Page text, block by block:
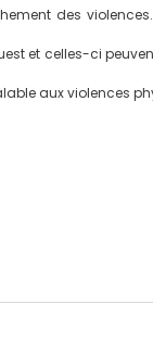
des violences.
et celles-ci
aux violences